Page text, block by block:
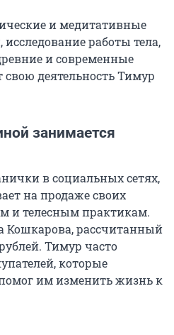
и медитативные
работы тела,
и современные
деятельность Тимур
занимается
в социальных сетях,
на продаже своих
и телесным практикам.
Кошкарова, рассчитанный
Тимур часто
которые
им изменить жизнь к